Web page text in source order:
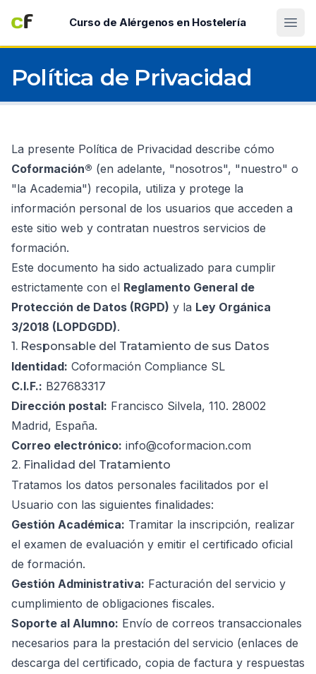
Curso de Alérgenos en Hostelería
Política de Privacidad
La presente Política de Privacidad describe cómo
Coformación® (en adelante, "nosotros", "nuestro" o
"la Academia") recopila, utiliza y protege la
información personal de los usuarios que acceden a
este sitio web y contratan nuestros servicios de
formación.
Este documento ha sido actualizado para cumplir
estrictamente con el Reglamento General de
Protección de Datos (RGPD) y la Ley Orgánica
3/2018 (LOPDGDD).
1. Responsable del Tratamiento de sus Datos
Identidad: Coformación Compliance SL
C.I.F.: B27683317
Dirección postal: Francisco Silvela, 110. 28002
Madrid, España.
Correo electrónico: info@coformacion.com
2. Finalidad del Tratamiento
Tratamos los datos personales facilitados por el
Usuario con las siguientes finalidades:
Gestión Académica: Tramitar la inscripción, realizar
el examen de evaluación y emitir el certificado oficial
de formación.
Gestión Administrativa: Facturación del servicio y
cumplimiento de obligaciones fiscales.
Soporte al Alumno: Envío de correos transaccionales
necesarios para la prestación del servicio (enlaces de
descarga del certificado, copia de factura y respuestas